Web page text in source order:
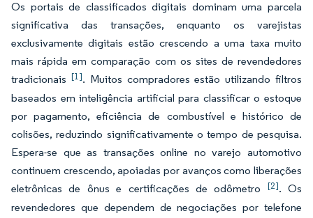
Os portais de classificados digitais dominam uma parcela
significativa das transações, enquanto os varejistas
exclusivamente digitais estão crescendo a uma taxa muito
mais rápida em comparação com os sites de revendedores
tradicionais [1]. Muitos compradores estão utilizando filtros
baseados em inteligência artificial para classificar o estoque
por pagamento, eficiência de combustível e histórico de
colisões, reduzindo significativamente o tempo de pesquisa.
Espera-se que as transações online no varejo automotivo
continuem crescendo, apoiadas por avanços como liberações
eletrônicas de ônus e certificações de odômetro [2]. Os
revendedores que dependem de negociações por telefone